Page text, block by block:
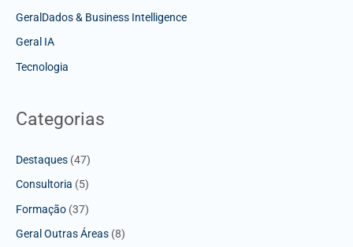
GeralDados & Business Intelligence
Geral IA
Tecnologia
Categorias
Destaques (47)
Consultoria (5)
Formação (37)
Geral Outras Áreas (8)